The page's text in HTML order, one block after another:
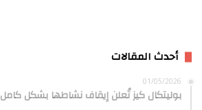
أحدث المقالات
01/05/2026
بوليتكال كيز تُعلن إيقاف نشاطها بشكل كامل